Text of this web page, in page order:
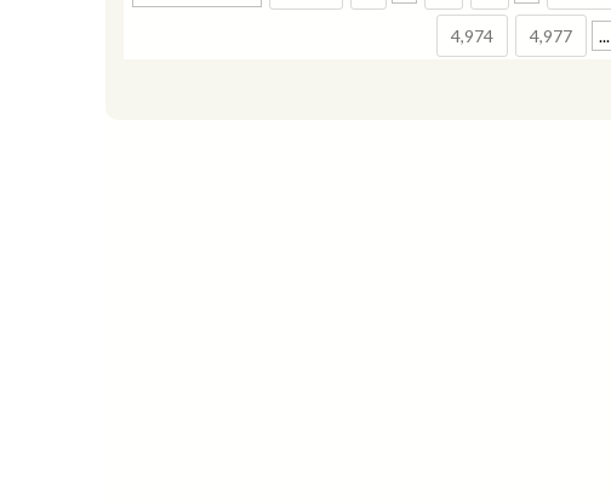
4,974 4,977 ...